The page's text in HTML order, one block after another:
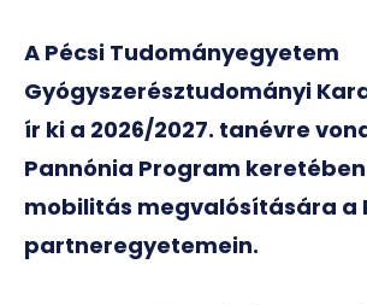
A Pécsi Tudományegyetem
Gyógyszerésztudományi
ír ki a 2026/2027. tanévre
Pannónia Program
mobilitás megvalósítására a
partneregyetemein.